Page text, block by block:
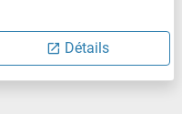
Détails